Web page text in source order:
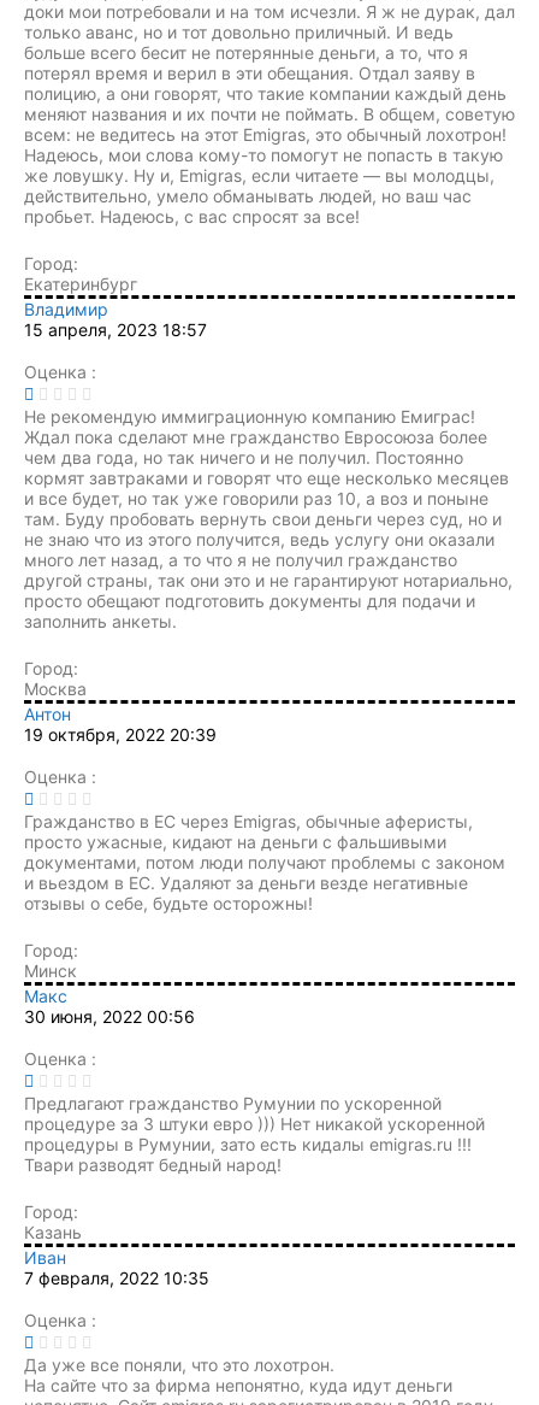
доки мои потребовали и на том исчезли. Я ж не дурак, дал
только аванс, но и тот довольно приличный. И ведь
больше всего бесит не потерянные деньги, а то, что я
потерял время и верил в эти обещания. Отдал заяву в
полицию, а они говорят, что такие компании каждый день
меняют названия и их почти не поймать. В общем, советую
всем: не ведитесь на этот Emigras, это обычный лохотрон!
Надеюсь, мои слова кому-то помогут не попасть в такую
же ловушку. Ну и, Emigras, если читаете — вы молодцы,
действительно, умело обманывать людей, но ваш час
пробьет. Надеюсь, с вас спросят за все!
Город:
Екатеринбург
Владимир
15 апреля, 2023 18:57
Оценка :
Не рекомендую иммиграционную компанию Емиграс!
Ждал пока сделают мне гражданство Евросоюза более
чем два года, но так ничего и не получил. Постоянно
кормят завтраками и говорят что еще несколько месяцев
и все будет, но так уже говорили раз 10, а воз и поныне
там. Буду пробовать вернуть свои деньги через суд, но и
не знаю что из этого получится, ведь услугу они оказали
много лет назад, а то что я не получил гражданство
другой страны, так они это и не гарантируют нотариально,
просто обещают подготовить документы для подачи и
заполнить анкеты.
Город:
Москва
Антон
19 октября, 2022 20:39
Оценка :
Гражданство в ЕС через Emigras, обычные аферисты,
просто ужасные, кидают на деньги с фальшивыми
документами, потом люди получают проблемы с законом
и вьездом в ЕС. Удаляют за деньги везде негативные
отзывы о себе, будьте осторожны!
Город:
Минск
Макс
30 июня, 2022 00:56
Оценка :
Предлагают гражданство Румунии по ускоренной
процедуре за 3 штуки евро ))) Нет никакой ускоренной
процедуры в Румунии, зато есть кидалы emigras.ru !!!
Твари разводят бедный народ!
Город:
Казань
Иван
7 февраля, 2022 10:35
Оценка :
Да уже все поняли, что это лохотрон.
На сайте что за фирма непонятно, куда идут деньги